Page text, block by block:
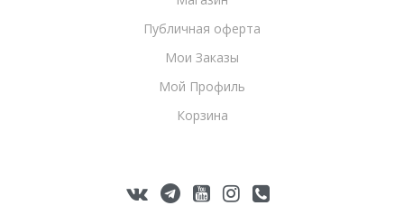
Публичная оферта
Мои Заказы
Мой Профиль
Корзина